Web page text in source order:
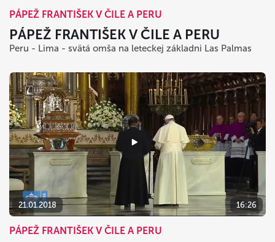
PÁPEŽ FRANTIŠEK V ČILE A PERU
PÁPEŽ FRANTIŠEK V ČILE A PERU
Peru - Lima - svätá omša na leteckej základni Las Palmas
21.01.2018 16:26
PÁPEŽ FRANTIŠEK V ČILE A PERU